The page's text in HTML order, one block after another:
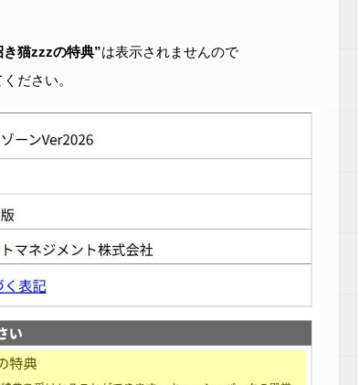
き猫zzzの特典”は表示されませんので
ださい。